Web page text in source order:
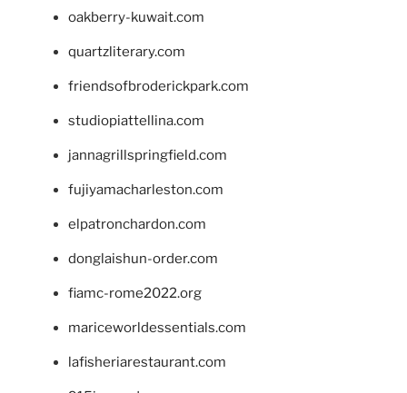
oakberry-kuwait.com
quartzliterary.com
friendsofbroderickpark.com
studiopiattellina.com
jannagrillspringfield.com
fujiyamacharleston.com
elpatronchardon.com
donglaishun-order.com
fiamc-rome2022.org
mariceworldessentials.com
lafisheriarestaurant.com